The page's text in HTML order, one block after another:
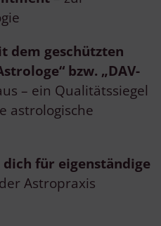
dem geschützten
bzw. „DAV-
– ein Qualitätssiegel
astrologische
für eigenständige
Astropraxis